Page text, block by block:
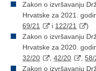
Zakon o izvršavanju
Hrvatske za 2021.
69/21
i 122/21
)
Zakon o izvršavanju
Hrvatske za 2020.
32/20
,42/20 ,58/
Zakon o izvršavanju